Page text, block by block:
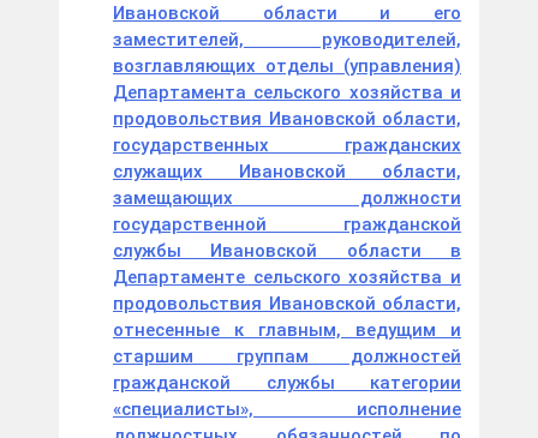
Ивановской области и его
заместителей, руководителей,
возглавляющих отделы (управления)
Департамента сельского хозяйства и
продовольствия Ивановской области,
государственных гражданских
служащих Ивановской области,
замещающих должности
государственной гражданской
службы Ивановской области в
Департаменте сельского хозяйства и
продовольствия Ивановской области,
отнесенные к главным, ведущим и
старшим группам должностей
гражданской службы категории
«специалисты», исполнение